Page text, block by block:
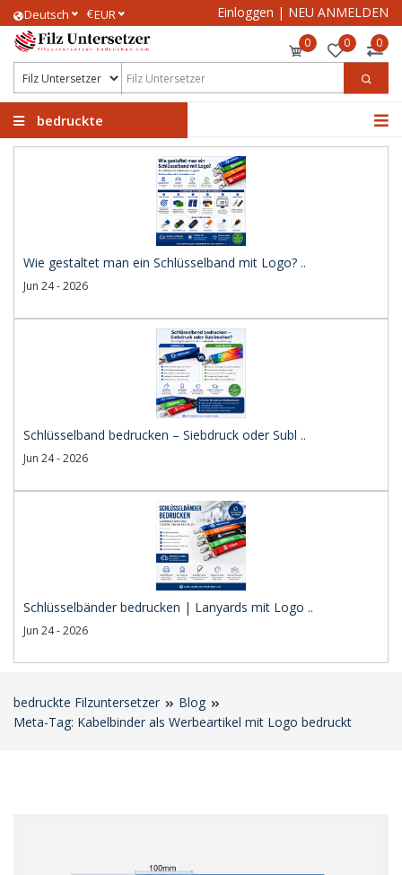
Deutsch €EUR Einloggen | NEU ANMELDEN
0 0 0
bedruckte
Wie gestaltet man ein Schlüsselband mit Logo? ..
Jun 24 - 2026
Schlüsselband bedrucken – Siebdruck oder Subl ..
Jun 24 - 2026
Schlüsselbänder bedrucken | Lanyards mit Logo ..
Jun 24 - 2026
bedruckte Filzuntersetzer
Blog
Meta-Tag: Kabelbinder als Werbeartikel mit Logo bedruckt